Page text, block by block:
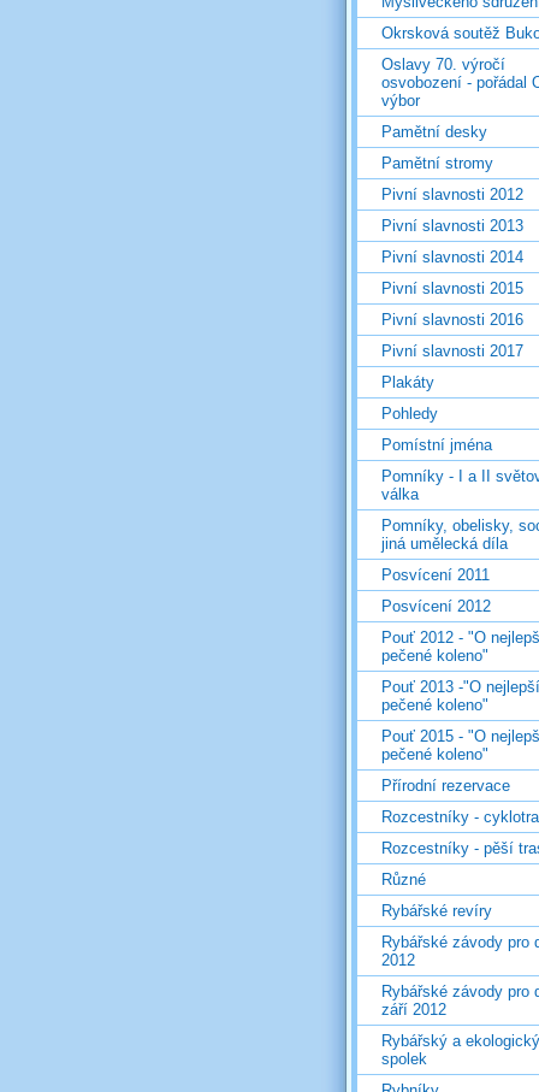
Okrsková soutěž
Oslavy 70. výročí
osvobození - pořádal
výbor
Pamětní desky
Pamětní stromy
Pivní slavnosti 2012
Pivní slavnosti 2013
Pivní slavnosti 2014
Pivní slavnosti 2015
Pivní slavnosti 2016
Pivní slavnosti 2017
Plakáty
Pohledy
Pomístní jména
Pomníky - I a II
válka
Pomníky, obelisky,
jiná umělecká díla
Posvícení 2011
Posvícení 2012
Pouť 2012 - "O
pečené koleno"
Pouť 2013 -"O nejlepší
pečené koleno"
Pouť 2015 - "O
pečené koleno"
Přírodní rezervace
Rozcestníky -
Rozcestníky - pěší
Různé
Rybářské revíry
Rybářské závody pro
2012
Rybářské závody pro
září 2012
Rybářský a ekologický
spolek